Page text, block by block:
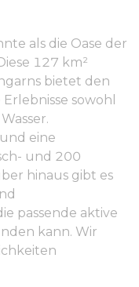
als die Oase der
127 km²
bietet den
sowohl
eine
und 200
hinaus gibt es
passende aktive
kann. Wir